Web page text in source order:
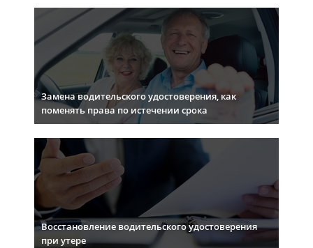
Замена водительского удостоверения, как
поменять права по истечении срока
Восстановление водительского удостоверения
при утере